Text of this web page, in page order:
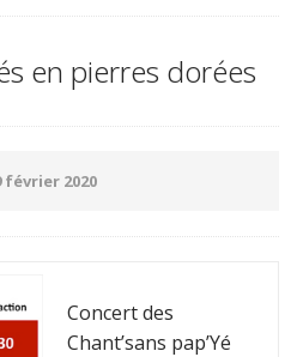
en pierres dorées
février 2020
Concert des
Chant’sans pap’Yé